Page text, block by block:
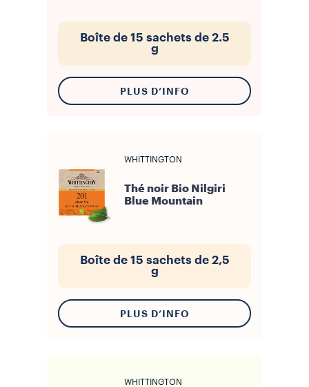
Boîte de 15 sachets de 2.5
g
PLUS D’INFO
WHITTINGTON
Thé noir Bio Nilgiri
Blue Mountain
Boîte de 15 sachets de 2,5
g
PLUS D’INFO
WHITTINGTON